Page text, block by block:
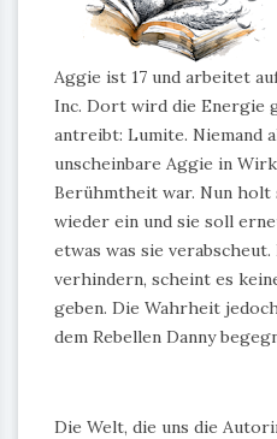
Aggie ist 17 und arbeitet
Inc. Dort wird die Energie
antreibt: Lumite. Niemand
unscheinbare Aggie in
Berühmtheit war. Nun
wieder ein und sie soll
etwas was sie
verhindern, scheint es
geben. Die Wahrheit
dem Rebellen Danny
Die Welt, die uns die